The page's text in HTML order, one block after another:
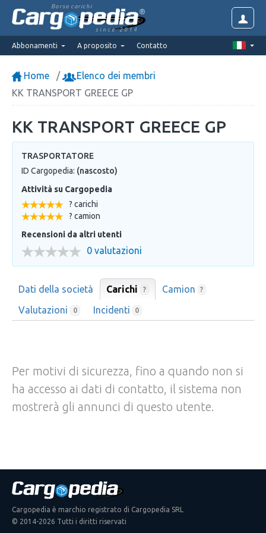
Borsa carichi
since 2014
Abbonamenti A proposito Contatto
Home
Elenco dei membri
KK TRANSPORT GREECE GP
KK TRANSPORT GREECE GP
TRASPORTATORE
ID Cargopedia: (nascosto)
Attività su Cargopedia
? carichi
? camion
Recensioni da altri utenti
0 valutazioni
Dati della società Carichi ? Camion ?
Valutazioni 0 Incidenti 0
Per motivi di sicurezza, fino a quando non si
ha accesso ai dati di contatto, il sistema non
mostrerà gli annunci di questo utente.
Cargopedia è marchio registrato di Cargopedia SRL
© 2014-2026 Tutti i diritti riservati